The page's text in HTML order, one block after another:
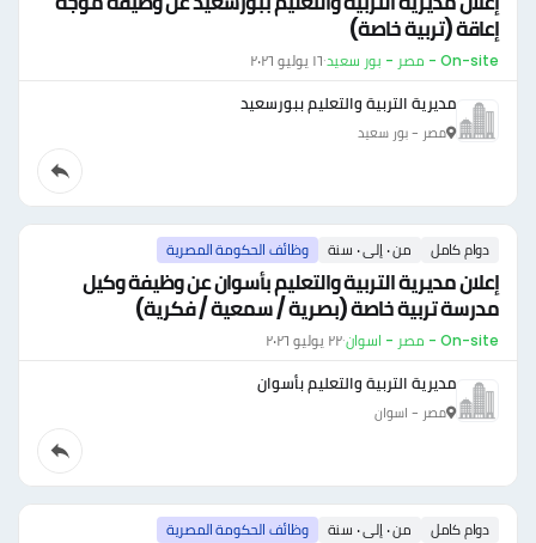
إعاقة (تربية خاصة)
On-site - مصر - بور سعيد ·١٦ يوليو ٢٠٢٦
مديرية التربية والتعليم ببورسعيد
مصر - بور سعيد
دوام كامل من ٠ إلى ٠ سنة وظائف الحكومة المصرية
إعلان مديرية التربية والتعليم بأسوان عن وظيفة وكيل
مدرسة تربية خاصة (بصرية / سمعية / فكرية)
On-site - مصر - اسوان ·٢٢ يوليو ٢٠٢٦
مديرية التربية والتعليم بأسوان
مصر - اسوان
دوام كامل من ٠ إلى ٠ سنة وظائف الحكومة المصرية